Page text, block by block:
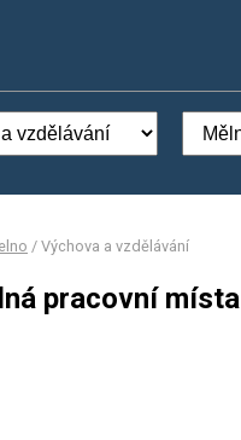
/ Výchova a vzdělávání
pracovní